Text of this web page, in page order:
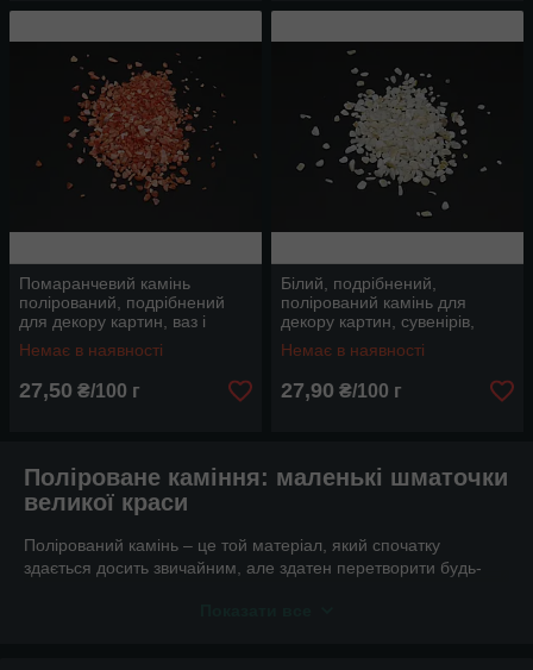
Помаранчевий камінь
полірований, подрібнений
для декору картин, ваз і
клумб, на вагу від 100 г,
дрібного розміру
Немає в наявності
27,50 ₴/100 г
Білий, подрібнений,
полірований камінь для
декору картин, сувенірів,
подарунків, ваз та інтер'єрів,
від 100 г
Немає в наявності
27,90 ₴/100 г
Поліроване каміння: маленькі шматочки
великої краси
Полірований камінь – це той матеріал, який спочатку
здається досить звичайним, але здатен перетворити будь-